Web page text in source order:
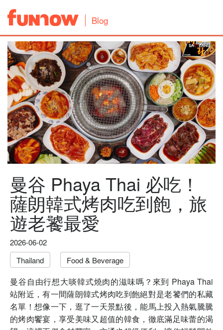
Blog
曼谷 Phaya Thai 必吃！
薩朗韓式烤肉吃到飽，旅
遊老饕最愛
2026-06-02
Thailand
Food & Beverage
曼谷自由行想大啖韓式燒肉的滋味嗎？來到 Phaya Thai
站附近，有一間薩朗韓式烤肉吃到飽絕對是老饕們的私藏
名單！想像一下，逛了一天景點後，能馬上投入熱氣騰騰
的烤肉饗宴，享受美味又超值的韓食，徹底滿足味蕾的渴